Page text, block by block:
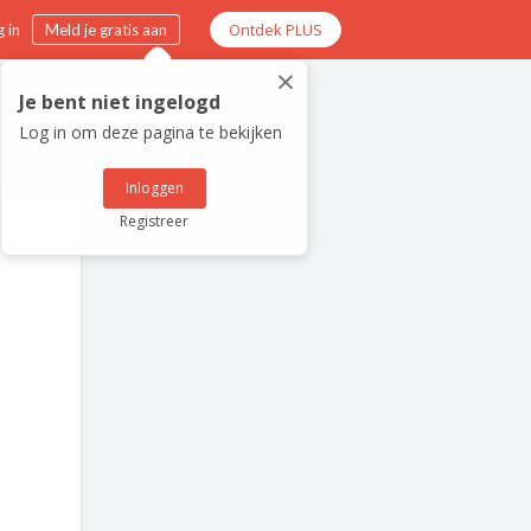
in Meld je gratis aan Ontdek PLUS
×
Je bent niet ingelogd
Log in om deze pagina te bekijken
Inloggen
Registreer